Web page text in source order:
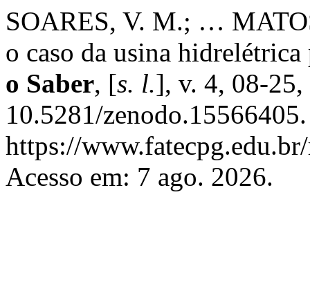
SOARES, V. M.; …
o caso da usina
o Saber, [s. l.], v. 4, 08-
10.5281/
https://
Acesso em: 7 ago. 2026.